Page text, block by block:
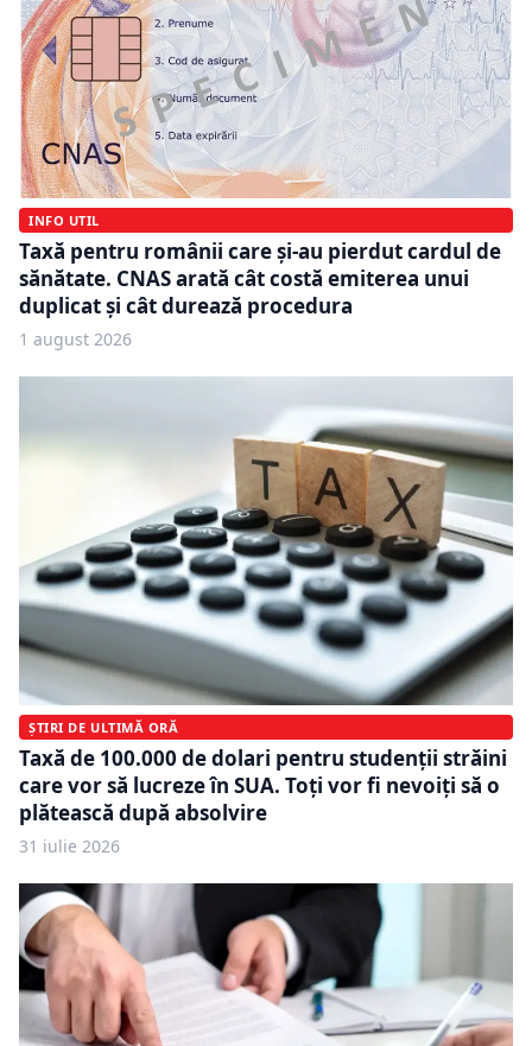
INFO UTIL
Taxă pentru românii care și-au pierdut cardul de
sănătate. CNAS arată cât costă emiterea unui
duplicat și cât durează procedura
1 august 2026
ȘTIRI DE ULTIMĂ ORĂ
Taxă de 100.000 de dolari pentru studenții străini
care vor să lucreze în SUA. Toți vor fi nevoiți să o
plătească după absolvire
31 iulie 2026